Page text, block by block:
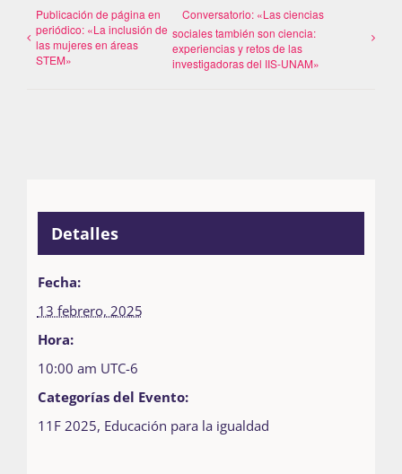
Publicación de página en
periódico: «La inclusión de
las mujeres en áreas
STEM»
Conversatorio: «Las ciencias
sociales también son ciencia:
experiencias y retos de las
investigadoras del IIS-UNAM»
Detalles
Fecha:
13 febrero, 2025
Hora:
10:00 am UTC-6
Categorías del Evento:
11F 2025, Educación para la igualdad